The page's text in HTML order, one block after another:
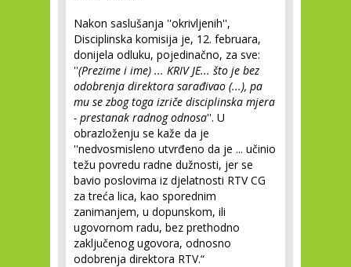
Nakon saslušanja ''okrivljenih'',
Disciplinska komisija je, 12. februara,
donijela odluku, pojedinačno, za sve:
''(Prezime i ime) ... KRIV JE... što je bez
odobrenja direktora sarađivao (...), pa
mu se zbog toga izriče disciplinska mjera
- prestanak radnog odnosa''. U
obrazloženju se kaže da je
''nedvosmisleno utvrđeno da je ... učinio
težu povredu radne dužnosti, jer se
bavio poslovima iz djelatnosti RTV CG
za treća lica, kao sporednim
zanimanjem, u dopunskom, ili
ugovornom radu, bez prethodno
zaključenog ugovora, odnosno
odobrenja direktora RTV.“